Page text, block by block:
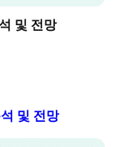
및 전망
및 전망